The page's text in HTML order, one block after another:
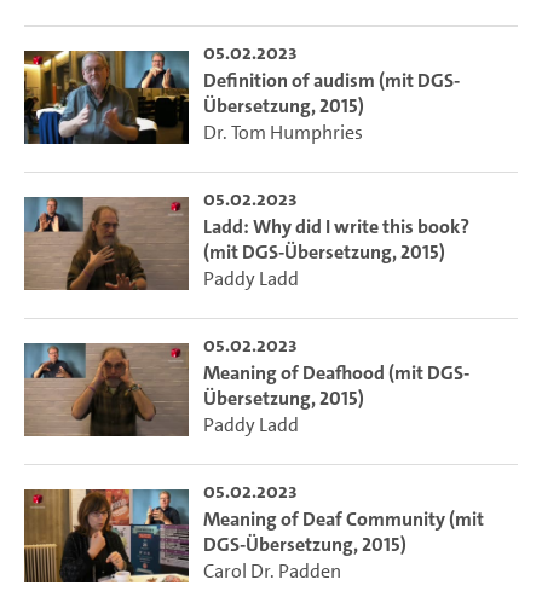
05.02.2023
Definition of audism (mit DGS-
Übersetzung, 2015)
Dr. Tom Humphries
05.02.2023
Ladd: Why did I write this book?
(mit DGS-Übersetzung, 2015)
Paddy Ladd
05.02.2023
Meaning of Deafhood (mit DGS-
Übersetzung, 2015)
Paddy Ladd
05.02.2023
Meaning of Deaf Community (mit
DGS-Übersetzung, 2015)
Carol Dr. Padden